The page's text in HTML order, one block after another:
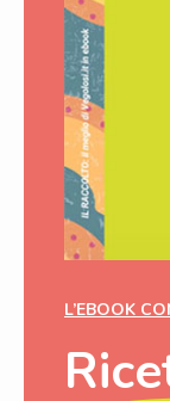
L’EBOOK